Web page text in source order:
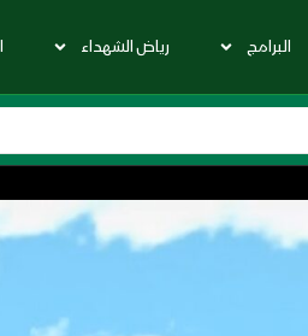
البرامج رياض الشهداء